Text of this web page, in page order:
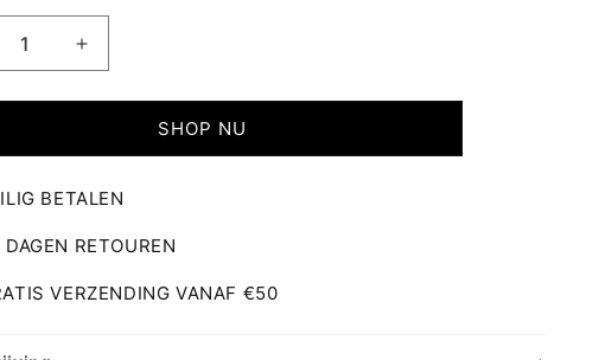
Aantal
verhogen
voor
Benetti
kofferset
Jeansblauw
SHOP NU
BETALEN
RETOUREN
VERZENDING VANAF €50